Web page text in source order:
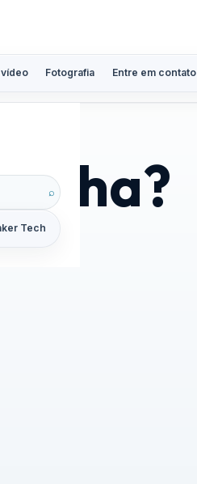
Fotografia Entre em contato
⌕
Tech